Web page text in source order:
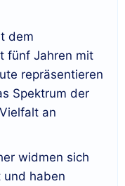
dem
fünf Jahren mit
repräsentieren
Spektrum der
an
widmen sich
und haben